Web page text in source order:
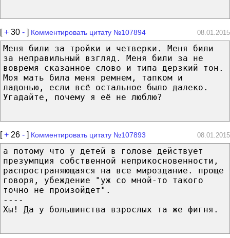
[+ 30 - ] Комментировать цитату №107894 08.01.2015
Меня били за тройки и четверки. Меня били
за неправильный взгляд. Меня били за не
вовремя сказанное слово и типа дерзкий тон.
Моя мать била меня ремнем, тапком и
ладонью, если всё остальное было далеко.
Угадайте, почему я её не люблю?
[+ 26 - ] Комментировать цитату №107893 08.01.2015
а потому что у детей в голове действует
презумпция собственной неприкосновенности,
распространяющаяся на все мироздание. проще
говоря, убеждение "уж со мной-то такого
точно не произойдет".
----
Хы! Да у большинства взрослых та же фигня.